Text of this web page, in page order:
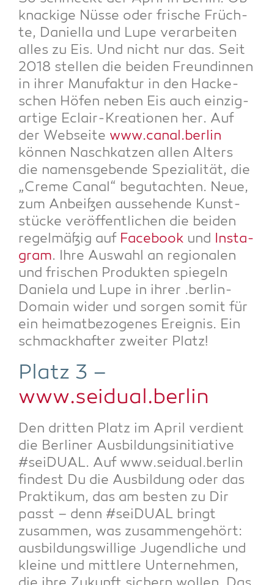
kna­cki­ge Nüs­se oder fri­sche Früch­
te, Dani­ella und Lupe ver­ar­bei­ten
alles zu Eis. Und nicht nur das. Seit
2018 stel­len die bei­den Freun­din­nen
in ihrer Manu­fak­tur in den Hacke­
schen Höfen neben Eis auch ein­zig­
ar­ti­ge Eclair-Krea­tio­nen her. Auf
der Web­sei­te www.canal.berlin
kön­nen Nasch­kat­zen allen Alters
die namens­ge­ben­de Spe­zia­li­tät, die
„Creme Canal“ begut­ach­ten. Neue,
zum Anbei­ßen aus­se­hen­de Kunst­
stü­cke ver­öf­fent­li­chen die bei­den
regel­mä­ßig auf Face­book und Insta­
gram. Ihre Aus­wahl an regio­na­len
und fri­schen Pro­duk­ten spie­geln
Danie­la und Lupe in ihrer .ber­lin-
Domain wider und sor­gen somit für
ein hei­mat­be­zo­ge­nes Ereig­nis. Ein
schmack­haf­ter zwei­ter Platz!
Platz 3 –
www.seidual.berlin
Den drit­ten Platz im April ver­dient
die Ber­li­ner Aus­bil­dungs­in­itia­ti­ve
#sei­DU­AL. Auf www.seidual.berlin
fin­dest Du die Aus­bil­dung oder das
Prak­ti­kum, das am bes­ten zu Dir
passt – denn #sei­DU­AL bringt
zusam­men, was zusam­men­ge­hört:
aus­bil­dungs­wil­li­ge Jugend­li­che und
klei­ne und mitt­le­re Unter­neh­men,